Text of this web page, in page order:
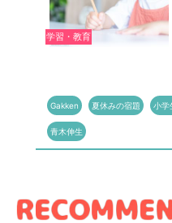
学習・教育
Gakken 夏休みの宿題 小学
青木伸生